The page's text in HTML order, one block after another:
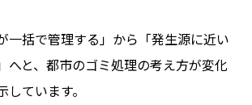
一括で管理する」から「発生源に近い
へと、都市のゴミ処理の考え方が変化
しています。